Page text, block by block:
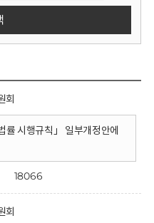
회
률 시행규칙」 일부개정안에
18066
회